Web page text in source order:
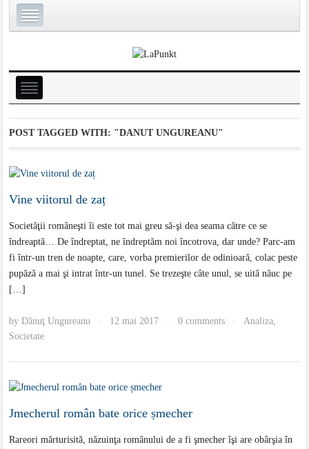
POST TAGGED WITH: "DANUT UNGUREANU"
Vine viitorul de zaț
Societăţii româneşti îi este tot mai greu să-şi dea seama către ce se
îndreaptă… De îndreptat, ne îndreptăm noi încotrova, dar unde? Parc-am
fi într-un tren de noapte, care, vorba premierilor de odinioară, colac peste
pupăză a mai şi intrat într-un tunel. Se trezeşte câte unul, se uită năuc pe
[…]
byDănuţ Ungureanu · 12 mai 2017 · 0 comments · Analiza,
Societate
Jmecherul român bate orice șmecher
Rareori mărturisită, năzuinţa românului de a fi şmecher îşi are obârşia în